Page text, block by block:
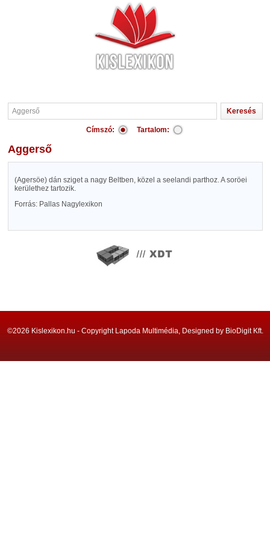
Címszó: Tartalom:
Aggerső
(Agersöe) dán sziget a nagy Beltben, közel a seelandi parthoz. A soröei
kerülethez tartozik.
Forrás: Pallas Nagylexikon
©2026 Kislexikon.hu - Copyright Lapoda Multimédia, Designed by BioDigit Kft.